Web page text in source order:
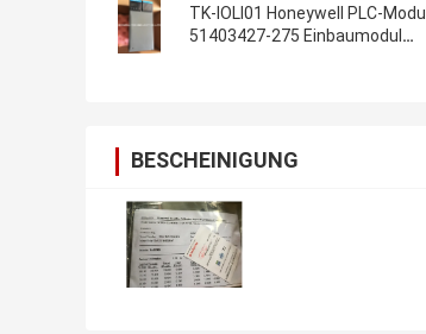
TK-IOLI01 Honeywell PLC-Modul
51403427-275 Einbaumodul
BESCHEINIGUNG